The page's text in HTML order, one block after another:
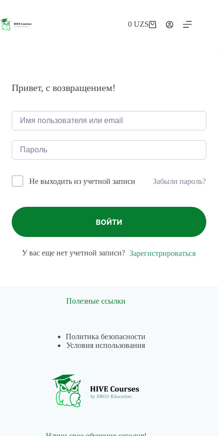
сути
Корзина
0UZS
Привет, с возвращением!
Не выходить из учетной записи Забыли пароль?
ВОЙТИ
У вас еще нет учетной записи? Зарегистрироваться
Полезные ссылки
Политика безопасности
Условия использования